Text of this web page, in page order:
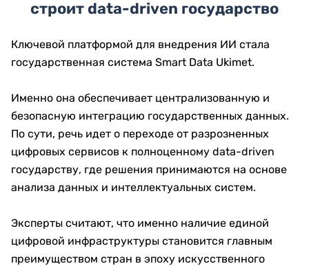
строит data-driven государство
Ключевой платформой для внедрения ИИ стала
государственная система Smart Data Ukimet.
Именно она обеспечивает централизованную и
безопасную интеграцию государственных данных.
По сути, речь идет о переходе от разрозненных
цифровых сервисов к полноценному data-driven
государству, где решения принимаются на основе
анализа данных и интеллектуальных систем.
Эксперты считают, что именно наличие единой
цифровой инфраструктуры становится главным
преимуществом стран в эпоху искусственного